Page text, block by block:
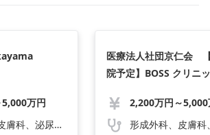
万円
形成外科、皮膚科、泌尿器科、美容外科
医療法人社団京仁会
院予定】BOSS クリニ